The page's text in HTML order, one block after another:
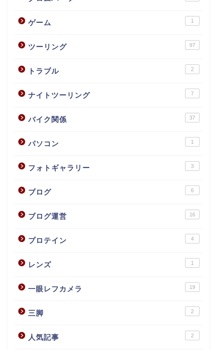
ゲーム 1
ツーリング 97
トラブル 2
ナイトツーリング 7
バイク関係 37
パソコン 1
フォトギャラリー 3
ブログ 6
ブログ運営 16
プロテイン 4
レンズ 1
一眼レフカメラ 19
三脚 2
人気記事 2